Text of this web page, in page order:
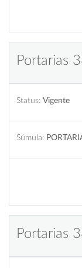
Portarias
Status: Vigente
Súmula:
Portarias